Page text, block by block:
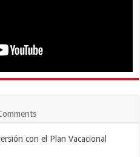
con el Plan Vacacional